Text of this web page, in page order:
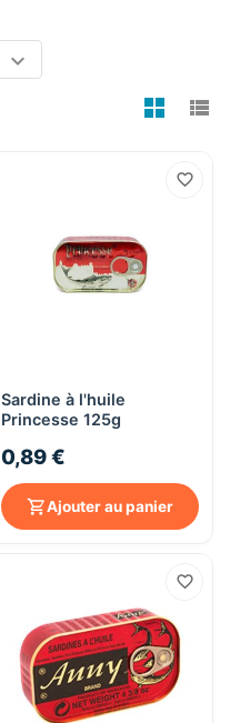
Sardine à l'huile
Princesse 125g
0,89 €
Ajouter au panier